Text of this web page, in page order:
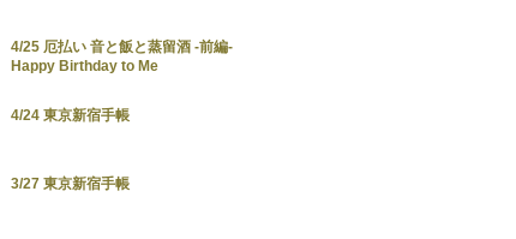
4/25 厄払い 音と飯と蒸留酒 -前編-
Happy Birthday to Me
4/24 東京新宿手帳
3/27 東京新宿手帳